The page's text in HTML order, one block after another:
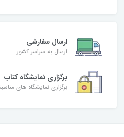
ارسال سفارشی
ارسال به سراسر کشور
برگزاری نمایشگاه کتاب
برگزاری نمایشگاه های